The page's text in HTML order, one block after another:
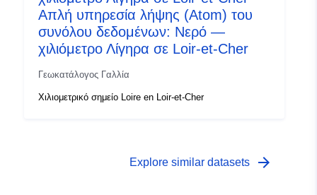
Απλή υπηρεσία λήψης (Atom) του
συνόλου δεδομένων: Νερό —
χιλιόμετρο Λίγηρα σε Loir-et-Cher
Γεωκατάλογος Γαλλία
Χιλιομετρικό σημείο Loire en Loir-et-Cher
Explore similar datasets arrow_forward